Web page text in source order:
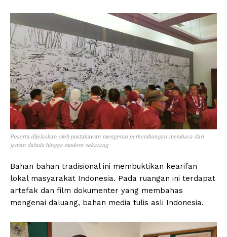
Peserta dijelaskan oleh pustakawan mengenai perkembangan membaca dari
jaman dahulu hingga modern sekarang
Bahan bahan tradisional ini membuktikan kearifan
lokal masyarakat Indonesia. Pada ruangan ini terdapat
artefak dan film dokumenter yang membahas
mengenai daluang, bahan media tulis asli Indonesia.